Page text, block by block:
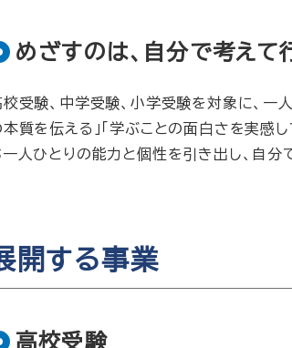
めざすのは、自分で考えて
校受験、中学受験、小学受験を対象に、一
本質を伝える」「学ぶことの面白さを実感
一人ひとりの能力と個性を引き出し、自分
開する事業
高校受験